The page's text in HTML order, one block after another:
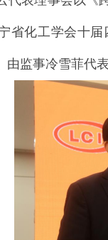
省化工学会十
由监事冷雪菲代